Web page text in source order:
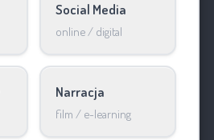
Social Media
online / digital
Narracja
film / e-learning